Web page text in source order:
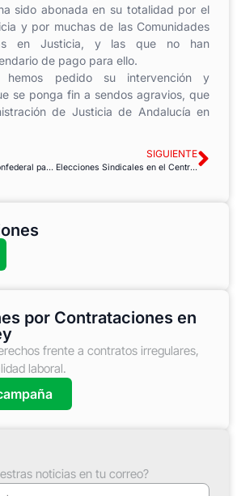
sido abonada en su totalidad por el
y por muchas de las Comunidades
en Justicia, y las que no han
de pago para ello.
hemos pedido su intervención y
se ponga fin a sendos agravios, que
de Justicia de Andalucía en
USO: Conferencia Confederal para la Igualdad y Jornadas de Juventud 2016
SIGUIENTE
Elecciones Sindicales en el Centro de extracción de sangre de la Cruz Roja
por Contrataciones en
frente a contratos irregulares,
laboral.
noticias en tu correo?